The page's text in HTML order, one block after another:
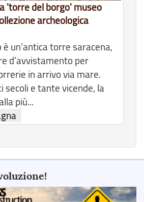
'torre del borgo' museo
archeologica
un’antica torre saracena,
d’avvistamento per
in arrivo via mare.
secoli e tante vicende, la
più...